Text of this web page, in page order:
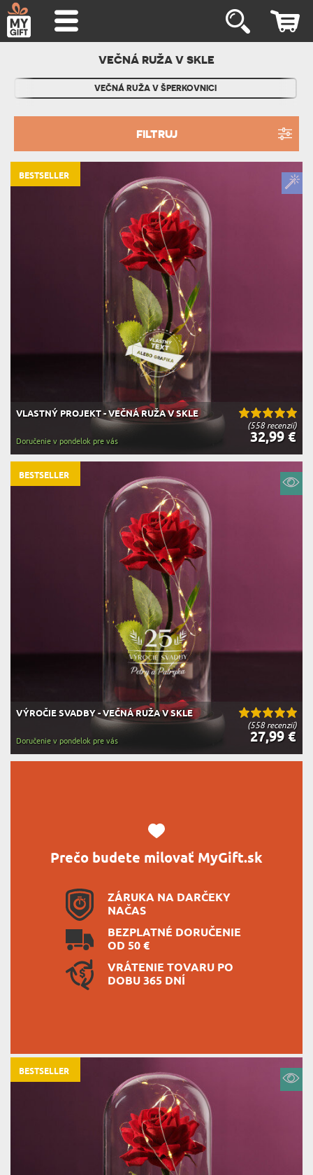
VEČNÁ RUŽA V SKLE
VEČNÁ RUŽA V ŠPERKOVNICI
FILTRUJ
(558 recenzií)
VLASTNÝ PROJEKT - VEČNÁ RUŽA V SKLE
32,99 €
Doručenie v pondelok pre vás
BESTSELLER
(558 recenzií)
VÝROČIE SVADBY - VEČNÁ RUŽA V SKLE
27,99 €
Doručenie v pondelok pre vás
BESTSELLER
Prečo budete milovať MyGift.sk
ZÁRUKA NA DARČEKY
NAČAS
BEZPLATNÉ DORUČENIE
OD 50 €
VRÁTENIE TOVARU PO
DOBU 365 DNÍ
BESTSELLER